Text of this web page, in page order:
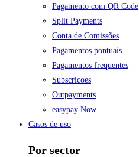
Pagamento com QR Code
Split Payments
Conta de Comissões
Pagamentos pontuais
Pagamentos frequentes
Subscricoes
Outpayments
easypay Now
Casos de uso
Por sector